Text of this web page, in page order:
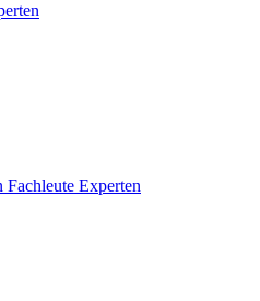
Fachleute Experten